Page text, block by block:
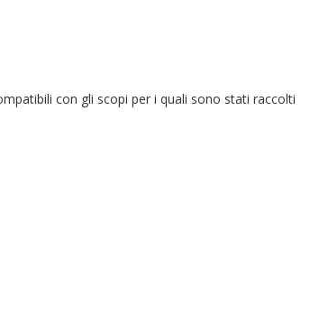
con gli scopi per i quali sono stati raccolti